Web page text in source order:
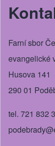
Farní sbor
evangelické
Husova 141
290 01
tel. 721 832